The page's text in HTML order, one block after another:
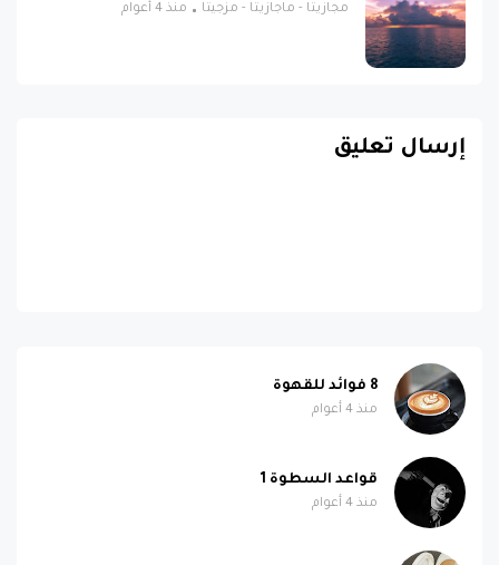
مجازيتا - ماجازيتا - مزجيتا منذ 4 أعوام
إرسال تعليق
8 فوائد للقهوة
منذ 4 أعوام
قواعد السطوة 1
منذ 4 أعوام